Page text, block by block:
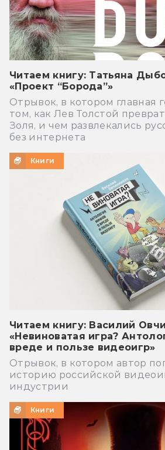
Читаем книгу: Татьяна
«Проект “Борода”»
Отрывок, в котором главная
том, как Лев Толстой
Золя, и чем развлекались
без интернета
Книги
Читаем книгу: Василий
«Невиноватая игра?
вреде и пользе видеоигр»
Отрывок, в котором автор
историю российской
индустрии
Книги